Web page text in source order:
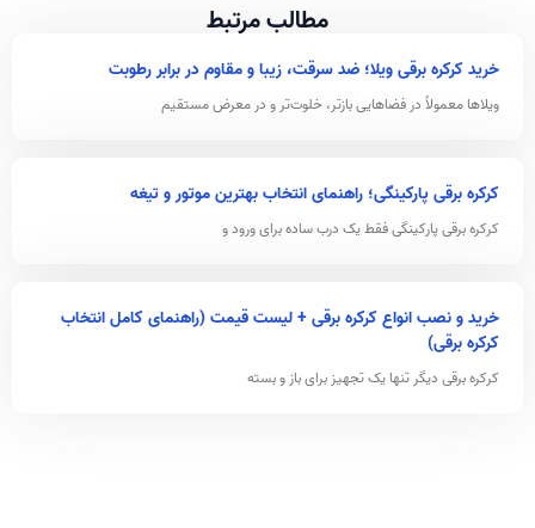
مطالب مرتبط
خرید کرکره برقی ویلا؛ ضد سرقت، زیبا و مقاوم در برابر رطوبت
ویلاها معمولاً در فضاهایی بازتر، خلوت‌تر و در معرض مستقیم
کرکره برقی پارکینگی؛ راهنمای انتخاب بهترین موتور و تیغه
کرکره برقی پارکینگی فقط یک درب ساده برای ورود و
خرید و نصب انواع کرکره برقی + لیست قیمت (راهنمای کامل انتخاب
کرکره برقی)
کرکره برقی دیگر تنها یک تجهیز برای باز و بسته